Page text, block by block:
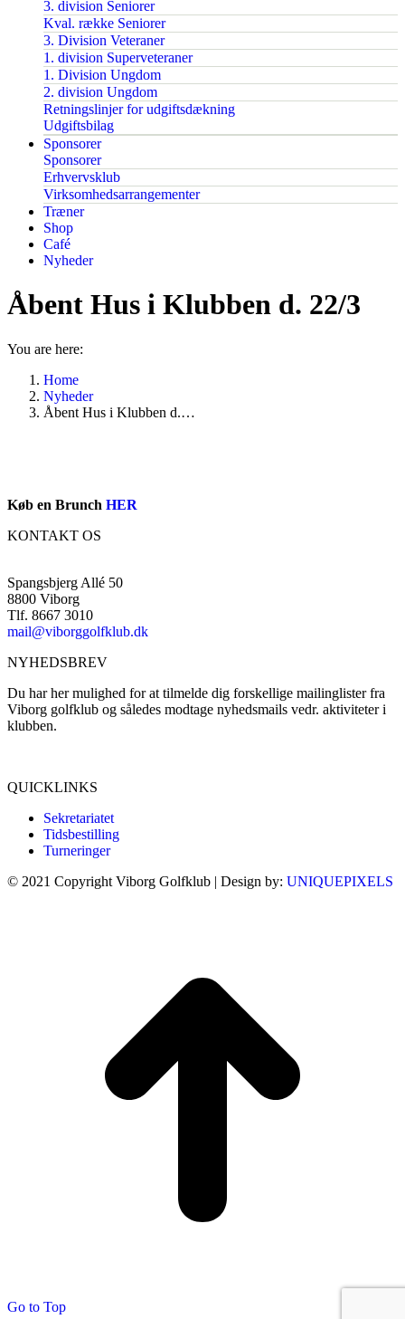
3. division Seniorer
Kval. række Seniorer
3. Division Veteraner
1. division Superveteraner
1. Division Ungdom
2. division Ungdom
Retningslinjer for udgiftsdækning
Udgiftsbilag
Sponsorer
Sponsorer
Erhvervsklub
Virksomhedsarrangementer
Træner
Shop
Café
Nyheder
Åbent Hus i Klubben d. 22/3
You are here:
Home
Nyheder
Åbent Hus i Klubben d.…
Køb en Brunch HER
KONTAKT OS
Spangsbjerg Allé 50
8800 Viborg
Tlf. 8667 3010
mail@viborggolfklub.dk
NYHEDSBREV
Du har her mulighed for at tilmelde dig forskellige mailinglister fra
Viborg golfklub og således modtage nyhedsmails vedr. aktiviteter i
klubben.
QUICKLINKS
Sekretariatet
Tidsbestilling
Turneringer
© 2021 Copyright Viborg Golfklub | Design by: UNIQUEPIXELS
Go to Top